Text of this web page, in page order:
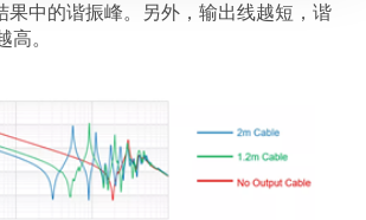
果中的谐振峰。另外，输出线越短，谐
高。